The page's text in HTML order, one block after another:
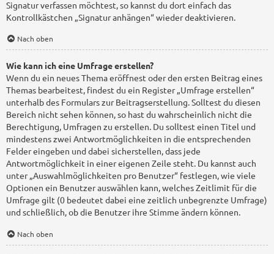
Signatur verfassen möchtest, so kannst du dort einfach das
Kontrollkästchen „Signatur anhängen“ wieder deaktivieren.
Nach oben
Wie kann ich eine Umfrage erstellen?
Wenn du ein neues Thema eröffnest oder den ersten Beitrag eines
Themas bearbeitest, findest du ein Register „Umfrage erstellen“
unterhalb des Formulars zur Beitragserstellung. Solltest du diesen
Bereich nicht sehen können, so hast du wahrscheinlich nicht die
Berechtigung, Umfragen zu erstellen. Du solltest einen Titel und
mindestens zwei Antwortmöglichkeiten in die entsprechenden
Felder eingeben und dabei sicherstellen, dass jede
Antwortmöglichkeit in einer eigenen Zeile steht. Du kannst auch
unter „Auswahlmöglichkeiten pro Benutzer“ festlegen, wie viele
Optionen ein Benutzer auswählen kann, welches Zeitlimit für die
Umfrage gilt (0 bedeutet dabei eine zeitlich unbegrenzte Umfrage)
und schließlich, ob die Benutzer ihre Stimme ändern können.
Nach oben